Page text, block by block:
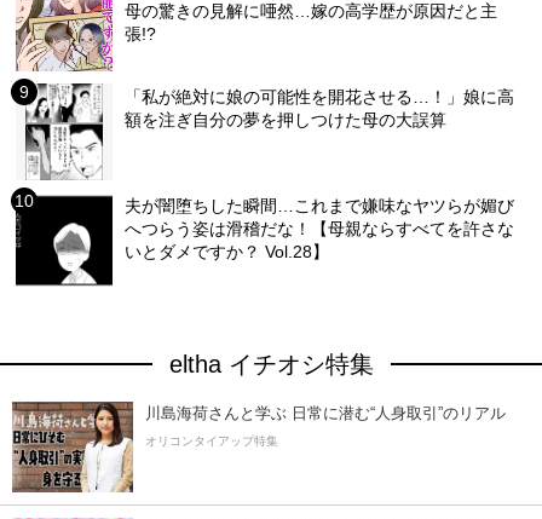
母の驚きの見解に唖然…嫁の高学歴が原因だと主
張!?
「私が絶対に娘の可能性を開花させる…！」娘に高
額を注ぎ自分の夢を押しつけた母の大誤算
夫が闇堕ちした瞬間…これまで嫌味なヤツらが媚び
へつらう姿は滑稽だな！【母親ならすべてを許さな
いとダメですか？ Vol.28】
eltha イチオシ特集
川島海荷さんと学ぶ 日常に潜む“人身取引”のリアル
オリコンタイアップ特集